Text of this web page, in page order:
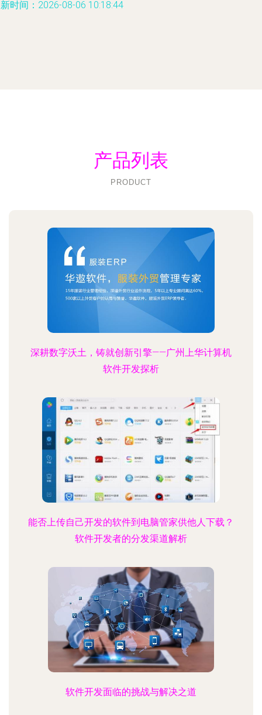
时间：2026-08-06 10:18:44
产品列表
PRODUCT
深耕数字沃土，铸就创新引擎——广州上华计算机
软件开发探析
能否上传自己开发的软件到电脑管家供他人下载？
软件开发者的分发渠道解析
软件开发面临的挑战与解决之道